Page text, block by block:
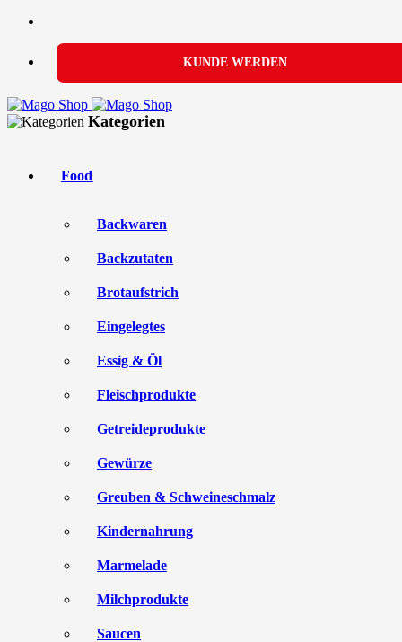
KUNDE WERDEN
Kategorien
Food
Backwaren
Backzutaten
Brotaufstrich
Eingelegtes
Essig & Öl
Fleischprodukte
Getreideprodukte
Gewürze
Greuben & Schweineschmalz
Kindernahrung
Marmelade
Milchprodukte
Saucen